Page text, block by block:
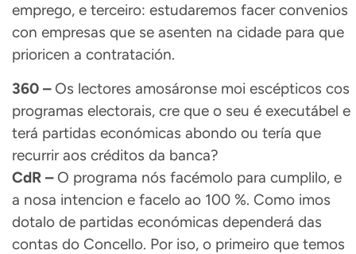
emprego, e terceiro: estudaremos facer convenios
con empresas que se asenten na cidade para que
prioricen a contratación.
360 –Os lectores amosáronse moi escépticos cos
programas electorais, cre que o seu é executábel e
terá partidas económicas abondo ou tería que
recurrir aos créditos da banca?
CdR –O programa nós facémolo para cumplilo, e
a nosa intencion e facelo ao 100 %. Como imos
dotalo de partidas económicas dependerá das
contas do Concello. Por iso, o primeiro que temos